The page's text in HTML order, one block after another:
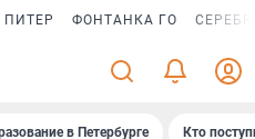
ФОНТАНКА ГО
в Петербурге Кто